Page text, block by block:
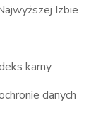
Izbie
karny
danych